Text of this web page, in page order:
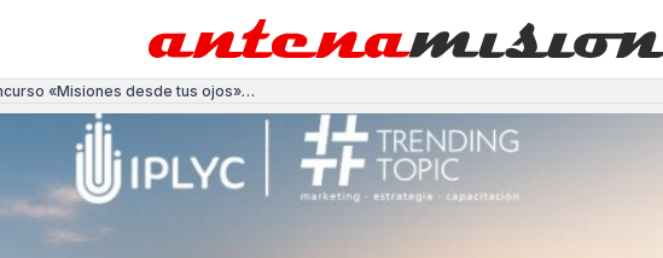
Continúa el concurso «Misiones desde tus ojos», para mostrar la identidad local